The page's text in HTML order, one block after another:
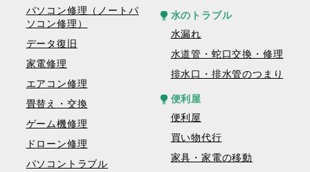
パソコン修理（ノートパ
ソコン修理）
データ復旧
家電修理
エアコン修理
畳替え・交換
ゲーム機修理
ドローン修理
パソコントラブル
水のトラブル
水漏れ
水道管・蛇口交換・修理
排水口・排水管のつまり
便利屋
便利屋
買い物代行
家具・家電の移動